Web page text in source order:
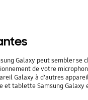
Galaxy peut sembler se
de votre
Galaxy à d'autres
et tablette Samsung